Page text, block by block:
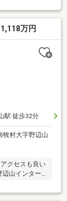
万円
駅 徒歩32分
牧村大字野辺山
クセスも良い
山インター